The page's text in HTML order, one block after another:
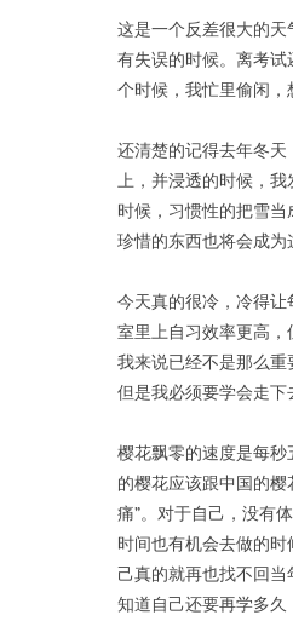
这是一个反差很大的天
有失误的时候。离考
个时候，我忙里偷闲，
还清楚的记得去年冬
上，并浸透的时候，我
时候，习惯性的把雪
珍惜的东西也将会成为
今天真的很冷，冷得
室里上自习效率更高
我来说已经不是那么重
但是我必须要学会走下
樱花飘零的速度是每
的樱花应该跟中国的
痛”。对于自己，没有
时间也有机会去做的
己真的就再也找不回
知道自己还要再学多